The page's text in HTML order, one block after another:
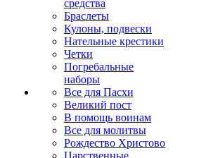
средства
Браслеты
Кулоны, подвески
Нательные крестики
Четки
Погребальные
наборы
Все для Пасхи
Великий пост
В помощь воинам
Все для молитвы
Рождество Христово
Царственные